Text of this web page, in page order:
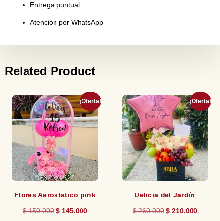
Entrega puntual
Atención por WhatsApp
Related Product
¡Oferta!
Flores Aerostatico pink
$150.000 $ 145.000
¡Oferta!
Delicia del Jardín
$260.000 $ 210.000